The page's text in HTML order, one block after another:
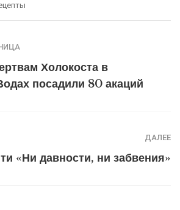
Холокоста в
посадили 80 акаций
ДАЛЕЕ
«Ни давности, ни забвения»